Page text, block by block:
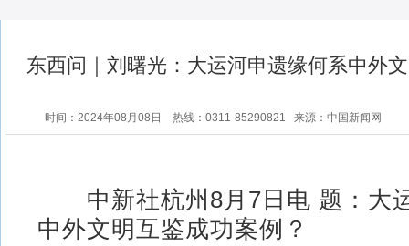
东西问｜刘曙光：大运河申遗缘何系中外
时间：2024年08月08日 热线：0311-85290821 来源：中国新闻网
中新社杭州8月7日电 题：大
中外文明互鉴成功案例？